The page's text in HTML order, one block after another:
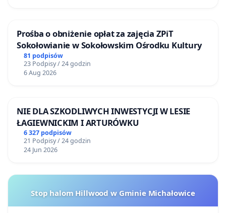
Prośba o obniżenie opłat za zajęcia ZPiT
Sokołowianie w Sokołowskim Ośrodku Kultury
81 podpisów
23 Podpisy / 24 godzin
6 Aug 2026
NIE DLA SZKODLIWYCH INWESTYCJI W LESIE
ŁAGIEWNICKIM I ARTURÓWKU
6 327 podpisów
21 Podpisy / 24 godzin
24 Jun 2026
Stop halom Hillwood w Gminie Michałowice